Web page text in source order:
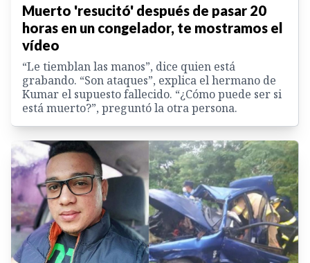
Muerto 'resucitó' después de pasar 20
horas en un congelador, te mostramos el
vídeo
“Le tiemblan las manos”, dice quien está
grabando. “Son ataques”, explica el hermano de
Kumar el supuesto fallecido. “¿Cómo puede ser si
está muerto?”, preguntó la otra persona.